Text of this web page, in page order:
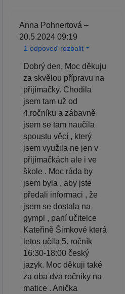
Anna Pohnertová –
20.5.2024 09:19
1 odpoveď rozbalit
Dobrý den, Moc děkuju
za skvělou přípravu na
přijímačky. Chodila
jsem tam už od
4.ročníku a zábavně
jsem se tam naučila
spoustu věcí , který
jsem využila ne jen v
přijímačkách ale i ve
škole . Moc ráda by
jsem byla , aby jste
předali informaci , že
jsem se dostala na
gympl , paní učitelce
Kateřině Šimkové která
letos učila 5. ročník
16:30-18:00 český
jazyk. Moc děkuji také
za oba dva ročníky na
matice . Anička